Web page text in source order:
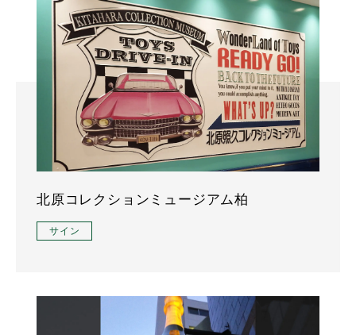
北原コレクションミュージアム柏
サイン